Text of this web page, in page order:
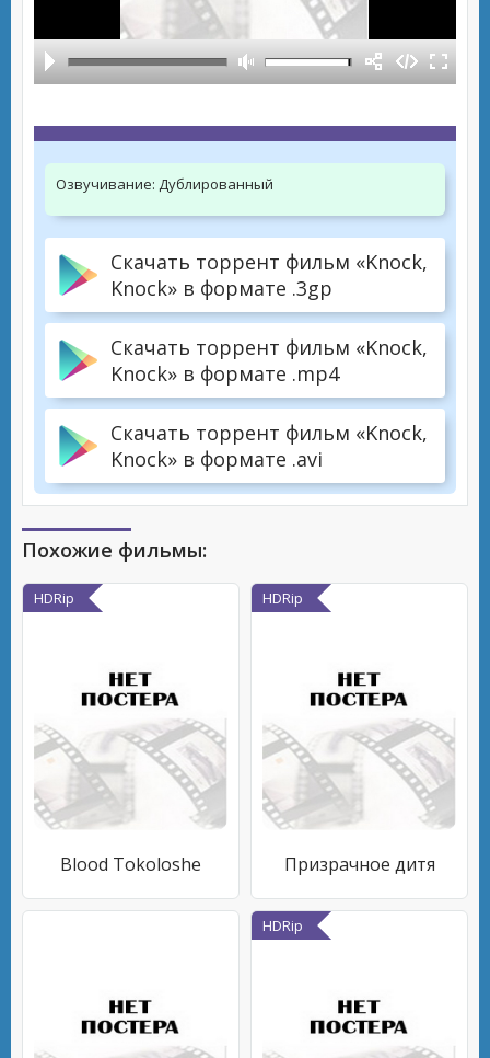
Озвучивание: Дублированный
Скачать торрент фильм «Knock,
Knock» в формате .3gp
Скачать торрент фильм «Knock,
Knock» в формате .mp4
Скачать торрент фильм «Knock,
Knock» в формате .avi
Похожие фильмы:
HDRip
Blood Tokoloshe
HDRip
Призрачное дитя
HDRip